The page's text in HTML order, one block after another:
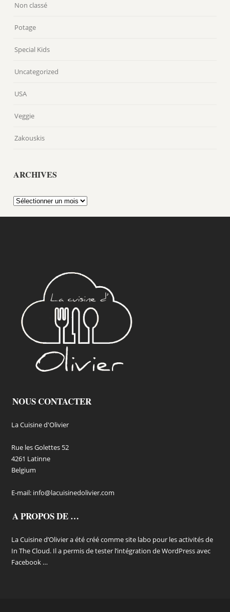
Non classé
Potage
Special Kids
Uncategorized
USA
Veggie
Zakouskis
ARCHIVES
Archives
NOUS CONTACTER
La Cuisine d'Olivier
Rue les Golettes 52
4261 Latinne
Belgium
E-mail: info@lacuisinedolivier.com
A PROPOS DE …
La Cuisine d’Olivier a été créé comme site labo pour les activités de
In The Cloud. Il a permis de tester l’intégration de WordPress avec
Facebook …